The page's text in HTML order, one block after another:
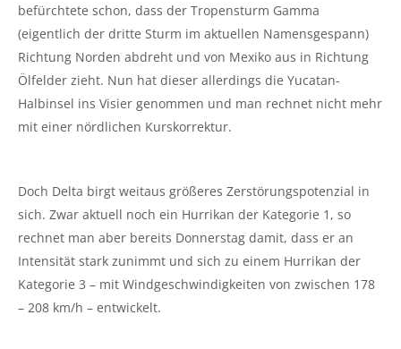
befürchtete schon, dass der Tropensturm Gamma
(eigentlich der dritte Sturm im aktuellen Namensgespann)
Richtung Norden abdreht und von Mexiko aus in Richtung
Ölfelder zieht. Nun hat dieser allerdings die Yucatan-
Halbinsel ins Visier genommen und man rechnet nicht mehr
mit einer nördlichen Kurskorrektur.
Doch Delta birgt weitaus größeres Zerstörungspotenzial in
sich. Zwar aktuell noch ein Hurrikan der Kategorie 1, so
rechnet man aber bereits Donnerstag damit, dass er an
Intensität stark zunimmt und sich zu einem Hurrikan der
Kategorie 3 – mit Windgeschwindigkeiten von zwischen 178
– 208 km/h – entwickelt.